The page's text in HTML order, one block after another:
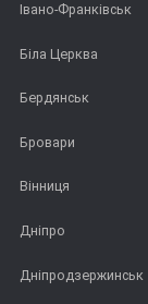
Івано-Франківськ
Біла Церква
Бердянськ
Бровари
Вінниця
Дніпро
Дніпродзержинськ